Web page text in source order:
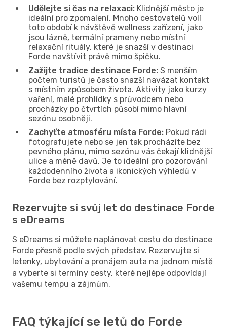
Udělejte si čas na relaxaci: Klidnější město je
ideální pro zpomalení. Mnoho cestovatelů volí
toto období k návštěvě wellness zařízení, jako
jsou lázně, termální prameny nebo místní
relaxační rituály, které je snazší v destinaci
Forde navštívit právě mimo špičku.
Zažijte tradice destinace Forde: S menším
počtem turistů je často snazší navázat kontakt
s místním způsobem života. Aktivity jako kurzy
vaření, malé prohlídky s průvodcem nebo
procházky po čtvrtích působí mimo hlavní
sezónu osobněji.
Zachyťte atmosféru místa Forde: Pokud rádi
fotografujete nebo se jen tak procházíte bez
pevného plánu, mimo sezónu vás čekají klidnější
ulice a méně davů. Je to ideální pro pozorování
každodenního života a ikonických výhledů v
Forde bez rozptylování.
Rezervujte si svůj let do destinace Forde
s eDreams
S eDreams si můžete naplánovat cestu do destinace
Forde přesně podle svých představ. Rezervujte si
letenky, ubytování a pronájem auta na jednom místě
a vyberte si termíny cesty, které nejlépe odpovídají
vašemu tempu a zájmům.
FAQ týkající se letů do Forde